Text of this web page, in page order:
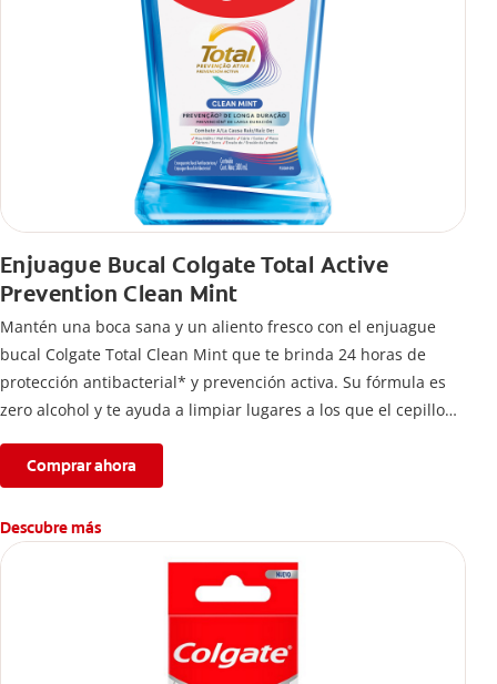
Enjuague Bucal Colgate Total Active
Prevention Clean Mint
Mantén una boca sana y un aliento fresco con el enjuague
bucal Colgate Total Clean Mint que te brinda 24 horas de
protección antibacterial* y prevención activa. Su fórmula es
zero alcohol y te ayuda a limpiar lugares a los que el cepillo
Comprar ahora
Descubre más